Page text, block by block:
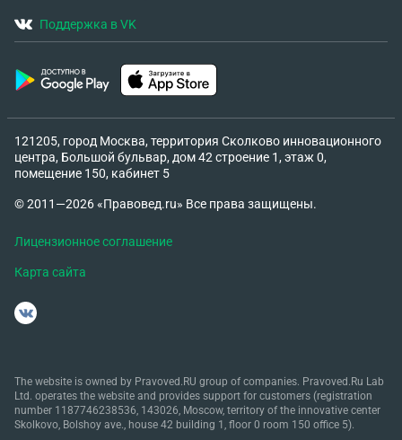
Поддержка в VK
121205, город Москва, территория Сколково инновационного
центра, Большой бульвар, дом 42 строение 1, этаж 0,
помещение 150, кабинет 5
© 2011—2026 «Правовед.ru» Все права защищены.
Лицензионное соглашение
Карта сайта
The website is owned by Pravoved.RU group of companies. Pravoved.Ru Lab
Ltd. operates the website and provides support for customers (registration
number 1187746238536, 143026, Moscow, territory of the innovative center
Skolkovo, Bolshoy ave., house 42 building 1, floor 0 room 150 office 5).